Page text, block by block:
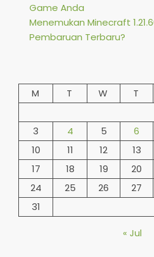
Game Anda
Menemukan Minecraft
Pembaruan Terbaru?
M
T W T
3
4 5 6
10
11 12 13
17
18 19 20
24
25 26 27
31
« Jul